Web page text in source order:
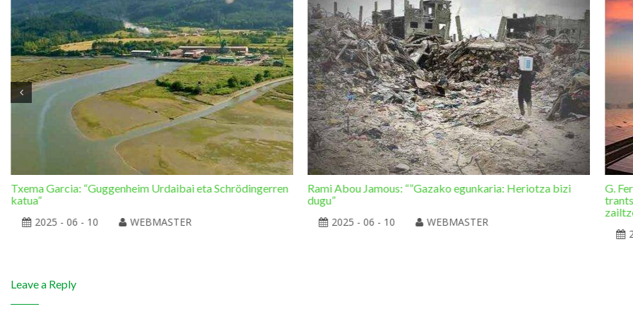
Txema Garcia: “Guggenheim Urdaibai eta Schrödingerren
katua”
2025 - 06 - 10
WEBMASTER
Rami Abou Jamous: “”Gazako egunkaria: Heriotza bizi
dugu”
2025 - 06 - 10
WEBMASTER
G.
Leave a Reply